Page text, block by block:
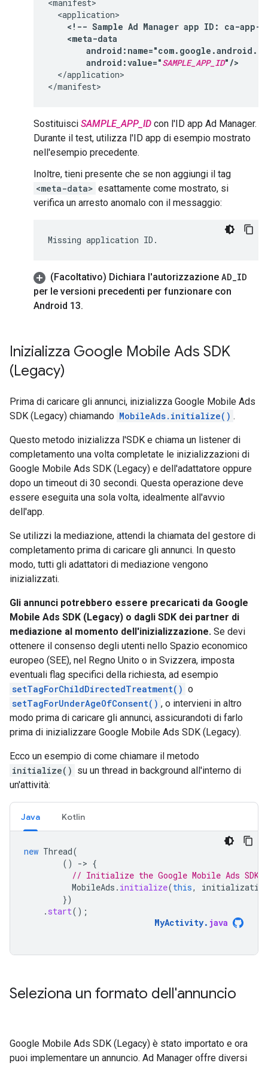
<!-- Sample Ad Manager app ID:
ca-app-
android:value="SAMPLE_APP_ID"/>
</application>
Sostituisci SAMPLE_APP_ID con l'ID app Ad Manager.
Durante il test, utilizza l'ID app di esempio mostrato
nell'esempio precedente.
Inoltre, tieni presente che se non aggiungi il tag
<meta-data> esattamente come mostrato, si
verifica un arresto anomalo con il messaggio:
(Facoltativo) Dichiara l'autorizzazione AD_ID
per le versioni precedenti per funzionare con
Android 13.
Inizializza Google Mobile Ads SDK
(Legacy)
Prima di caricare gli annunci, inizializza Google Mobile Ads
SDK (Legacy) chiamando MobileAds.initialize() .
Questo metodo inizializza l'SDK e chiama un listener di
completamento una volta completate le inizializzazioni di
Google Mobile Ads SDK (Legacy) e dell'adattatore oppure
dopo un timeout di 30 secondi. Questa operazione deve
essere eseguita una sola volta, idealmente all'avvio
dell'app.
Se utilizzi la mediazione, attendi la chiamata del gestore di
completamento prima di caricare gli annunci. In questo
modo, tutti gli adattatori di mediazione vengono
inizializzati.
Gli annunci potrebbero essere precaricati da Google
Mobile Ads SDK (Legacy) o dagli SDK dei partner di
mediazione al momento dell'inizializzazione. Se devi
ottenere il consenso degli utenti nello Spazio economico
europeo (SEE), nel Regno Unito o in Svizzera, imposta
eventuali flag specifici della richiesta, ad esempio
setTagForChildDirectedTreatment() o
setTagForUnderAgeOfConsent() , o intervieni in altro
modo prima di caricare gli annunci, assicurandoti di farlo
prima di inizializzare Google Mobile Ads SDK (Legacy).
Ecco un esempio di come chiamare il metodo
initialize() su un thread in background all'interno di
un'attività:
Java Kotlin
new Thread(
()
-> {
// Initialize the Google Mobile Ads SDK
MobileAds . initialize(this,
})
. start();
MyActivity. java
Seleziona un formato dell'annuncio
Google Mobile Ads SDK (Legacy) è stato importato e ora
puoi implementare un annuncio. Ad Manager offre diversi